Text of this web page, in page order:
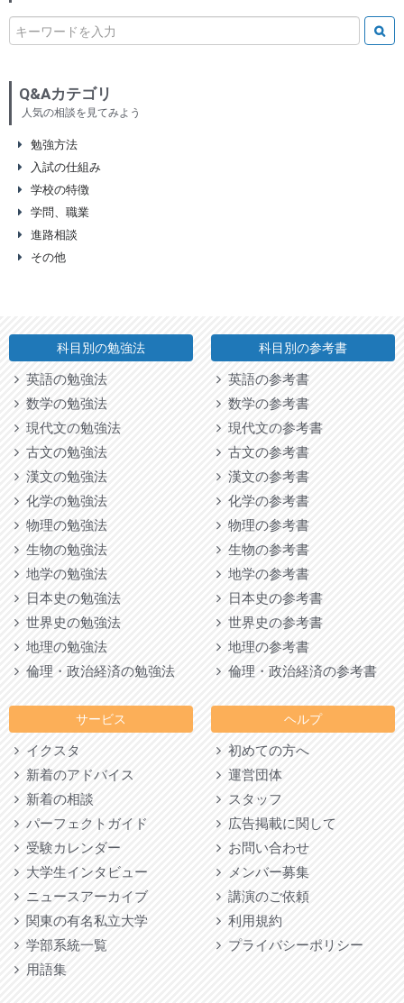
Q&Aカテゴリ
人気の相談を見てみよう
勉強方法
入試の仕組み
学校の特徴
学問、職業
進路相談
その他
科目別の勉強法
英語の勉強法
数学の勉強法
現代文の勉強法
古文の勉強法
漢文の勉強法
化学の勉強法
物理の勉強法
生物の勉強法
地学の勉強法
日本史の勉強法
世界史の勉強法
地理の勉強法
倫理・政治経済の勉強法
サービス
イクスタ
新着のアドバイス
新着の相談
パーフェクトガイド
受験カレンダー
大学生インタビュー
ニュースアーカイブ
関東の有名私立大学
学部系統一覧
用語集
科目別の参考書
英語の参考書
数学の参考書
現代文の参考書
古文の参考書
漢文の参考書
化学の参考書
物理の参考書
生物の参考書
地学の参考書
日本史の参考書
世界史の参考書
地理の参考書
倫理・政治経済の参考書
ヘルプ
初めての方へ
運営団体
スタッフ
広告掲載に関して
お問い合わせ
メンバー募集
講演のご依頼
利用規約
プライバシーポリシー